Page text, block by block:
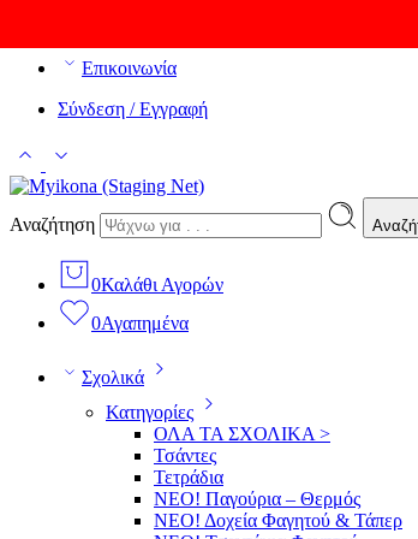
Επικοινωνία
Σύνδεση / Εγγραφή
Αναζήτηση
0Καλάθι Αγορών
0Αγαπημένα
Σχολικά
Κατηγορίες
ΟΛΑ ΤΑ ΣΧΟΛΙΚΑ >
Τσάντες
Τετράδια
ΝΕΟ! Παγούρια – Θερμός
ΝΕΟ! Δοχεία Φαγητού & Τάπερ